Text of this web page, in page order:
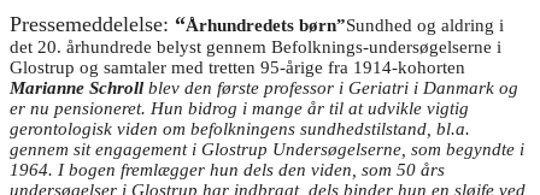
Pressemeddelelse: “Århundredets børn”Sundhed og aldring i
det 20. århundrede belyst gennem Befolknings-undersøgelserne i
Glostrup og samtaler med tretten 95-årige fra 1914-kohorten
Marianne Schroll blev den første professor i Geriatri i Danmark og
er nu pensioneret. Hun bidrog i mange år til at udvikle vigtig
gerontologisk viden om befolkningens sundhedstilstand, bl.a.
gennem sit engagement i Glostrup Undersøgelserne, som begyndte i
1964. I bogen fremlægger hun dels den viden, som 50 års
undersøgelser i Glostrup har indbragt, dels binder hun en sløjfe ved